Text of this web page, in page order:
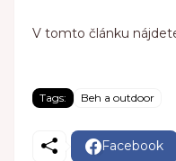
V tomto článku
Tags: Beh a outdoor
Facebook